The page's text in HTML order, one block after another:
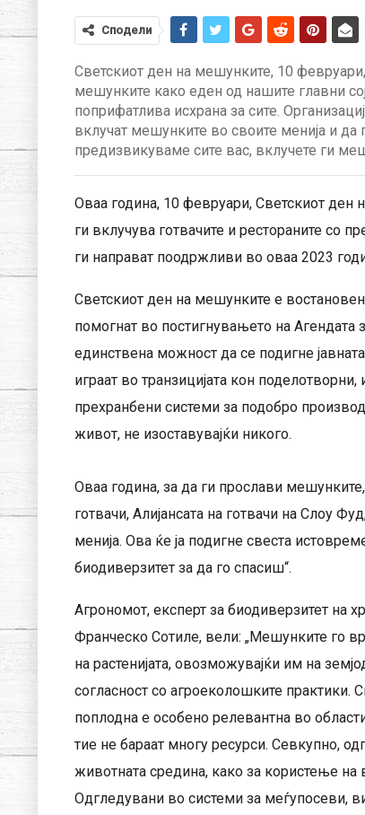
Сподели
Светскиот ден на мешунките, 10
мешунките како еден од нашите главни
поприфатлива исхрана за сите.
вклучат мешунките во своите менија и
предизвикуваме сите вас, вклучете ги
Оваа година, 10 февруари, Светскиот ден
ги вклучува готвачите и рестораните со
ги направат поодржливи во оваа 2023
Светскиот ден на мешунките е
помогнат во постигнувањето на Агендата
единствена можност да се подигне
играат во транзицијата кон
прехранбени системи за подобро
живот, не изоставувајќи никого.
Оваа година, за да ги прослави
готвачи, Алијансата на готвачи на Слоу
менија. Ова ќе ја подигне свеста
биодиверзитет за да го спасиш“.
Агрономот, експерт за биодиверзитет на
Франческо Сотиле, вели: „Мешунките го
на растенијата, овозможувајќи им на
согласност со агроеколошките практики.
поплодна е особено релевантна во
тие не бараат многу ресурси. Севкупно,
животната средина, како за користење на
Одгледувани во системи за меѓупосеви,